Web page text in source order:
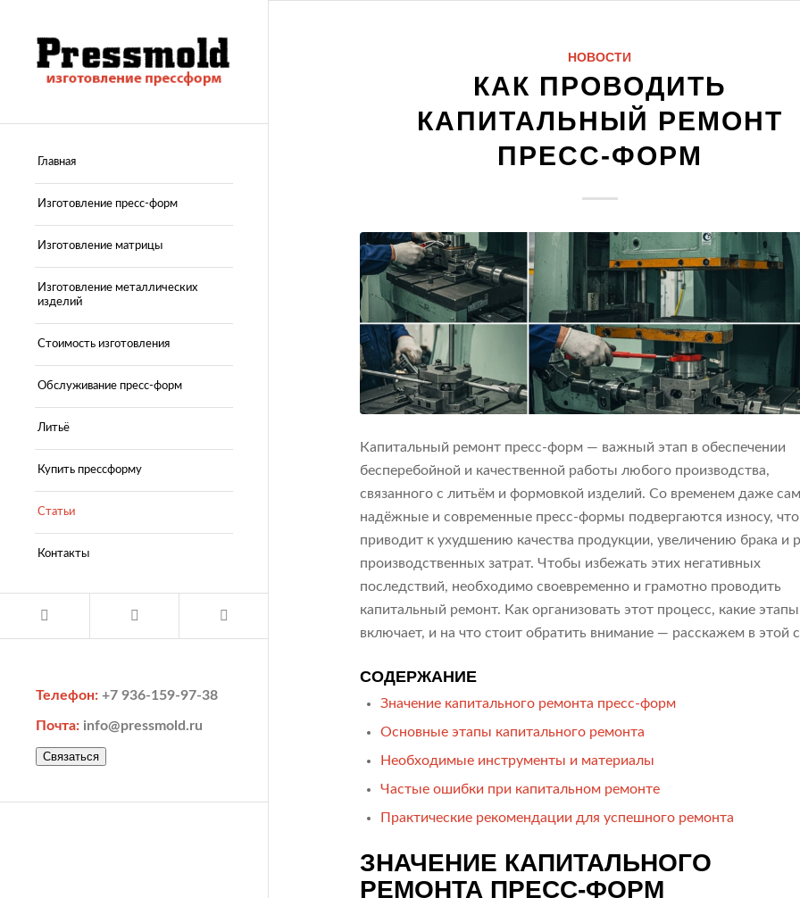
Главная
Изготовление пресс-форм
Изготовление матрицы
Изготовление металлических
изделий
Стоимость изготовления
Обслуживание пресс-форм
Литьё
Купить прессформу
Статьи
Контакты
Телефон: +7 936-159-97-38
Почта: info@pressmold.ru
Связаться
НОВОСТИ
КАК ПРОВОДИТЬ
КАПИТАЛЬНЫЙ РЕМОНТ
ПРЕСС-ФОРМ
Капитальный ремонт пресс-форм — важный этап в обеспечении
бесперебойной и качественной работы любого производства,
связанного с литьём и формовкой изделий. Со временем даже
надёжные и современные пресс-формы подвергаются износу, что
приводит к ухудшению качества продукции, увеличению брака и
производственных затрат. Чтобы избежать этих негативных
последствий, необходимо своевременно и грамотно проводить
капитальный ремонт. Как организовать этот процесс, какие
включает, и на что стоит обратить внимание — расскажем в этой
СОДЕРЖАНИЕ
Значение капитального ремонта пресс-форм
Основные этапы капитального ремонта
Необходимые инструменты и материалы
Частые ошибки при капитальном ремонте
Практические рекомендации для успешного ремонта
ЗНАЧЕНИЕ КАПИТАЛЬНОГО
РЕМОНТА ПРЕСС-ФОРМ